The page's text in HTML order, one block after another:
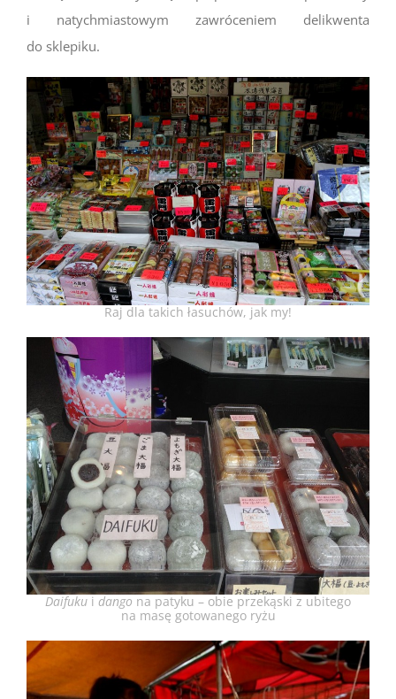
i natychmiastowym zawróceniem delikwenta
do sklepiku.
Raj dla takich łasuchów, jak my!
Daifuku i dango na patyku – obie przekąski z ubitego
na masę gotowanego ryżu